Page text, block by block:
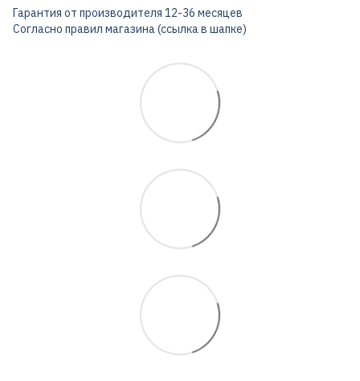
Гарантия от производителя 12-36 месяцев
Согласно правил магазина (ссылка в шапке)